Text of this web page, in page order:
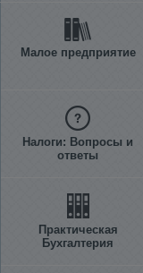
Малое предприятие
Налоги: Вопросы и
ответы
Практическая
Бухгалтерия